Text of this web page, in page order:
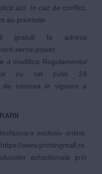
aici. In caz de conflict,
au prioritate.
gratuit la adresa
xerox-power
a modifica Regulamentul
cu cel putin 24
de intrarea in vigoare a
exclusiv online,
https://www.printingmall.ro
achizitionate prin